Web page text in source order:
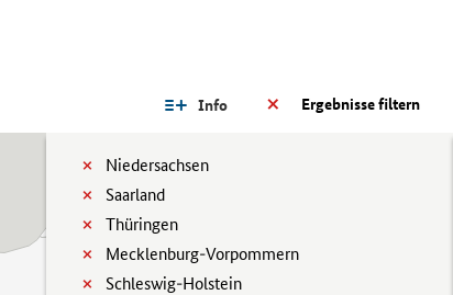
Ergebnisse filtern
Info
Niedersachsen
Saarland
Thüringen
Mecklenburg-Vorpommern
Schleswig-Holstein